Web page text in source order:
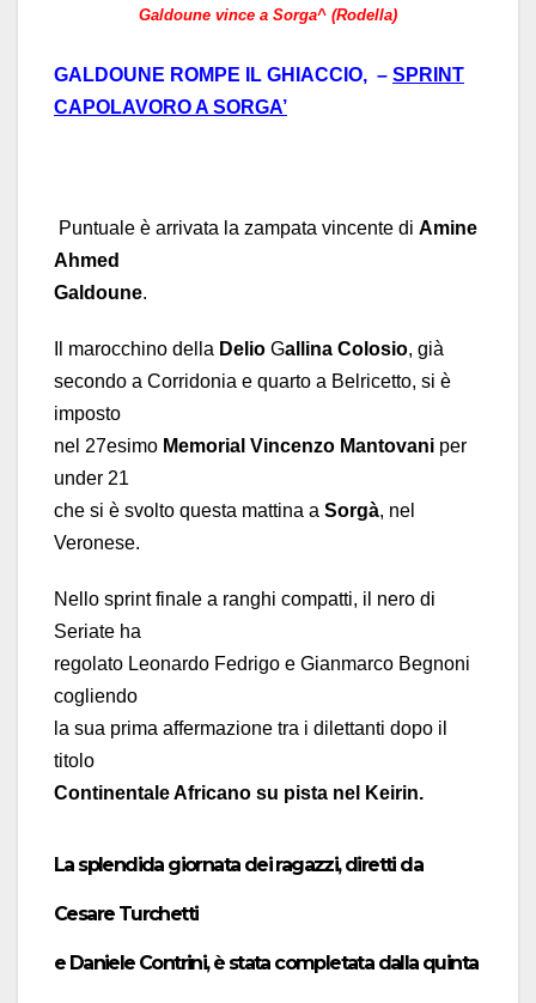
Galdoune vince a Sorga^ (Rodella)
GALDOUNE ROMPE IL GHIACCIO, – SPRINT
CAPOLAVORO A SORGA’
Puntuale è arrivata la zampata vincente di Amine
Ahmed
Galdoune.
Il marocchino della Delio Gallina Colosio, già
secondo a Corridonia e quarto a Belricetto, si è
imposto
nel 27esimo Memorial Vincenzo Mantovani per
under 21
che si è svolto questa mattina a Sorgà, nel
Veronese.
Nello sprint finale a ranghi compatti, il nero di
Seriate ha
regolato Leonardo Fedrigo e Gianmarco Begnoni
cogliendo
la sua prima affermazione tra i dilettanti dopo il
titolo
Continentale Africano su pista nel Keirin.
La splendida giornata dei ragazzi, diretti da
Cesare Turchetti
e Daniele Contrini, è stata completata dalla quinta